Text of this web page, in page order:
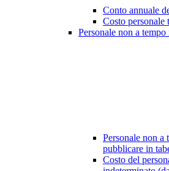
Conto annuale
Costo personale
Personale non a
Personale non a
pubblicare in
Costo del